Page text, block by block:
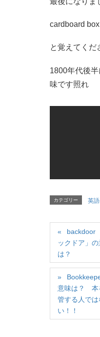
cardboard box
と覚えてくだ
1800年代後
味です照れ
カテゴリー 英
backdoor
ックドア」
は？
意味は？ 本
管する人では
い！！